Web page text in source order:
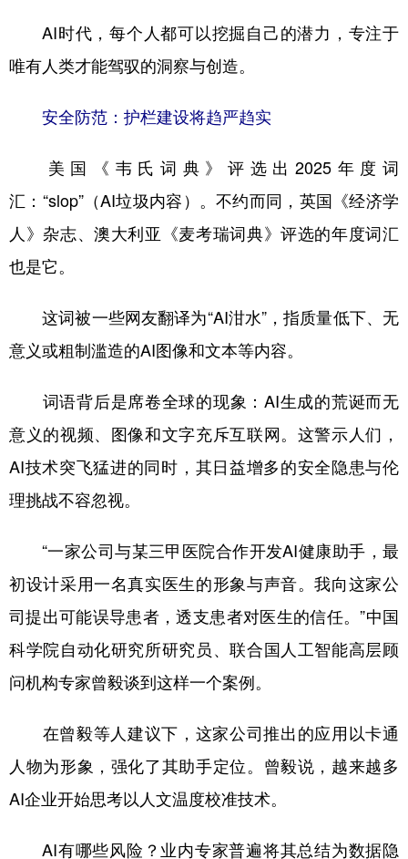
AI时代，每个人都可以挖掘自己的潜力，专注于
唯有人类才能驾驭的洞察与创造。
安全防范：护栏建设将趋严趋实
美国《韦氏词典》评选出2025年度词
汇：“slop”（AI垃圾内容）。不约而同，英国《经济学
人》杂志、澳大利亚《麦考瑞词典》评选的年度词汇
也是它。
这词被一些网友翻译为“AI泔水”，指质量低下、无
意义或粗制滥造的AI图像和文本等内容。
词语背后是席卷全球的现象：AI生成的荒诞而无
意义的视频、图像和文字充斥互联网。这警示人们，
AI技术突飞猛进的同时，其日益增多的安全隐患与伦
理挑战不容忽视。
“一家公司与某三甲医院合作开发AI健康助手，最
初设计采用一名真实医生的形象与声音。我向这家公
司提出可能误导患者，透支患者对医生的信任。”中国
科学院自动化研究所研究员、联合国人工智能高层顾
问机构专家曾毅谈到这样一个案例。
在曾毅等人建议下，这家公司推出的应用以卡通
人物为形象，强化了其助手定位。曾毅说，越来越多
AI企业开始思考以人文温度校准技术。
AI有哪些风险？业内专家普遍将其总结为数据隐